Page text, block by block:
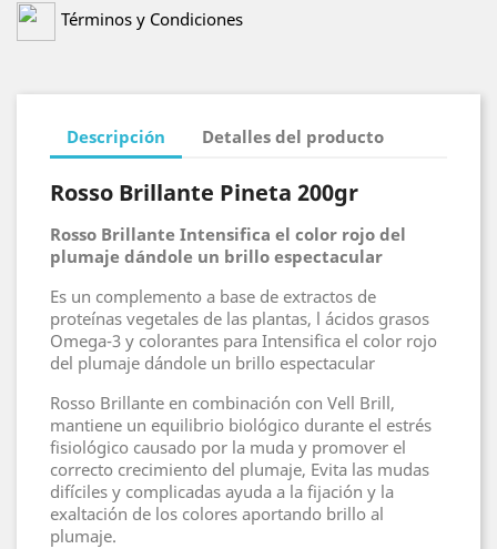
Términos y Condiciones
Descripción Detalles del producto
Rosso Brillante Pineta 200gr
Rosso Brillante Intensifica el color rojo del
plumaje dándole un brillo espectacular
Es un complemento a base de extractos de
proteínas vegetales de las plantas, l ácidos grasos
Omega-3 y colorantes para Intensifica el color rojo
del plumaje dándole un brillo espectacular
Rosso Brillante en combinación con Vell Brill,
mantiene un equilibrio biológico durante el estrés
fisiológico causado por la muda y promover el
correcto crecimiento del plumaje, Evita las mudas
difíciles y complicadas ayuda a la fijación y la
exaltación de los colores aportando brillo al
plumaje.